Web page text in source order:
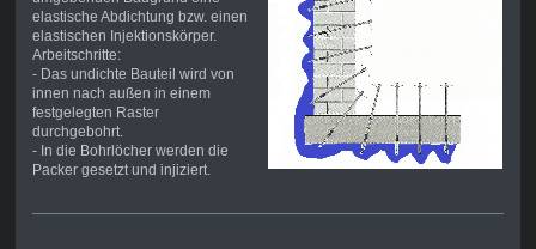
elastische Abdichtung bzw. einen
elastischen Injektionskörper.
Arbeitschritte:
- Das undichte Bauteil wird von
innen nach außen in einem
festgelegten Raster
durchgebohrt.
- In die Bohrlöcher werden die
Packer gesetzt und injiziert.